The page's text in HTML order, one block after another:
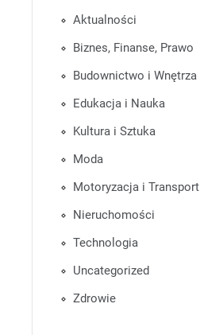
Aktualności
Biznes, Finanse, Prawo
Budownictwo i Wnętrza
Edukacja i Nauka
Kultura i Sztuka
Moda
Motoryzacja i Transport
Nieruchomości
Technologia
Uncategorized
Zdrowie